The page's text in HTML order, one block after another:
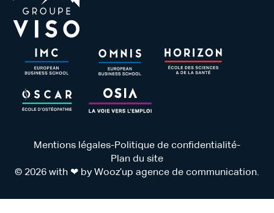
Mentions légales-Politique de confidentialité-
Plan du site
© 2026 with ❤ by Wooz’up agence de communication.